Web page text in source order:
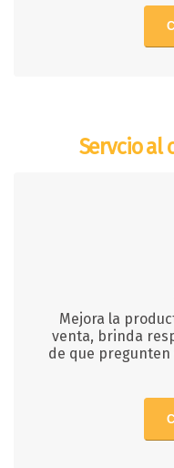
Servcio al
Mejora la
venta, brinda
de que